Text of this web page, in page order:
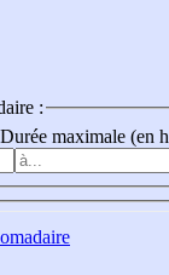
:
Durée maximale (en